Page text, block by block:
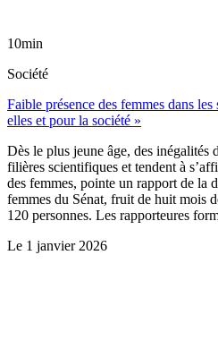
10min
Société
Faible présence des femmes dans
elles et pour la société »
Dès le plus jeune âge, des inégalités
filières scientifiques et tendent à
des femmes, pointe un rapport de la
femmes du Sénat, fruit de huit mois
120 personnes. Les rapporteures
Le 1 janvier 2026